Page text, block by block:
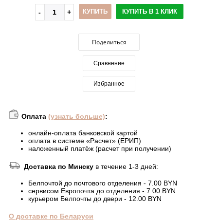
КУПИТЬ КУПИТЬ В 1 КЛИК
Поделиться
Сравнение
Избранное
Оплата (узнать больше):
онлайн-оплата банковской картой
оплата в системе «Расчет» (ЕРИП)
наложенный платёж (расчет при получении)
Доставка по Минску в течение 1-3 дней:
Белпочтой до почтового отделения - 7.00 BYN
сервисом Европочта до отделения - 7.00 BYN
курьером Белпочты до двери - 12.00 BYN
О доставке по Беларуси